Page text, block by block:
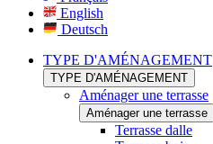
English
Deutsch
TYPE D'AMÉNAGEMENT
TYPE D'AMÉNAGEMENT
Aménager une terrasse
Aménager une terrasse
Terrasse dalle